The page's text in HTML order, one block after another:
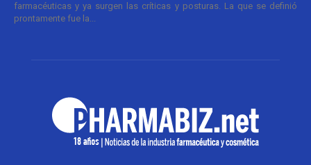
farmacéuticas y ya surgen las críticas y posturas. La que se definió
prontamente fue la...